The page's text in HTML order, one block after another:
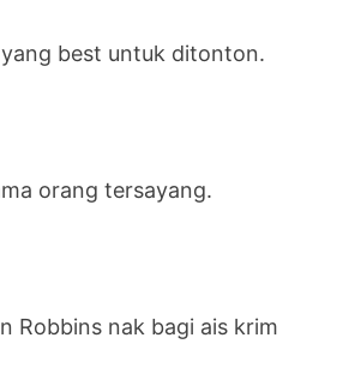
best untuk ditonton.
orang tersayang.
Robbins nak bagi ais krim